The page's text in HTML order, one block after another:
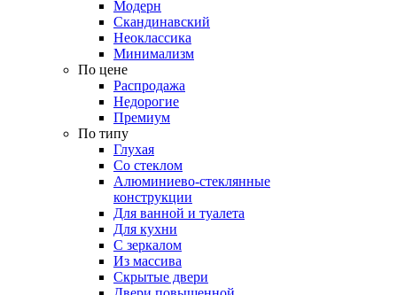
Модерн
Скандинавский
Неоклассика
Минимализм
По цене
Распродажа
Недорогие
Премиум
По типу
Глухая
Со стеклом
Алюминиево-стеклянные
конструкции
Для ванной и туалета
Для кухни
С зеркалом
Из массива
Скрытые двери